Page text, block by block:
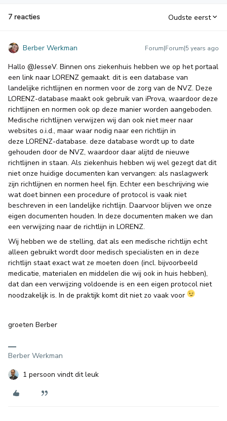
7 reacties Oudste eerst
Berber Werkman Forum|Forum|5 years ago
Hallo @JesseV. Binnen ons ziekenhuis hebben we op het portaal
een link naar LORENZ gemaakt. dit is een database van
landelijke richtlijnen en normen voor de zorg van de NVZ. Deze
LORENZ-database maakt ook gebruik van iProva, waardoor deze
richtlijnen en normen ook op deze manier worden aangeboden.
Medische richtlijnen verwijzen wij dan ook niet meer naar
websites o.i.d., maar waar nodig naar een richtlijn in
deze LORENZ-database. deze database wordt up to date
gehouden door de NVZ, waardoor daar alijtd de nieuwe
richtlijnen in staan. Als ziekenhuis hebben wij wel gezegt dat dit
niet onze huidige documenten kan vervangen: als naslagwerk
zijn richtlijnen en normen heel fijn. Echter een beschrijving wie
wat doet binnen een procedure of protocol is vaak niet
beschreven in een landelijke richtlijn. Daarvoor blijven we onze
eigen documenten houden. In deze documenten maken we dan
een verwijzing naar de richtlijn in LORENZ.
Wij hebben we de stelling, dat als een medische richtlijn echt
alleen gebruikt wordt door medisch specialisten en in deze
richtlijn staat exact wat ze moeten doen (incl. bijvoorbeeld
medicatie, materialen en middelen die wij ook in huis hebben),
dat dan een verwijzing voldoende is en een eigen protocol niet
noodzakelijk is. In de praktijk komt dit niet zo vaak voor
groeten Berber
Berber Werkman
1 persoon vindt dit leuk